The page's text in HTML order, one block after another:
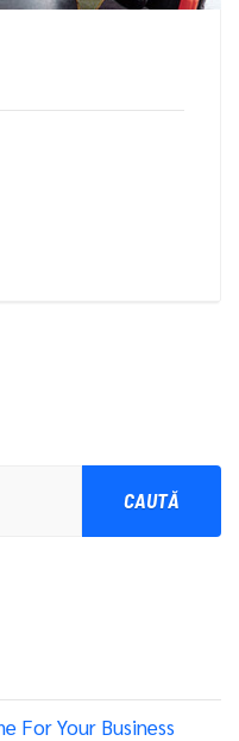
CAUTĂ
For Your Business